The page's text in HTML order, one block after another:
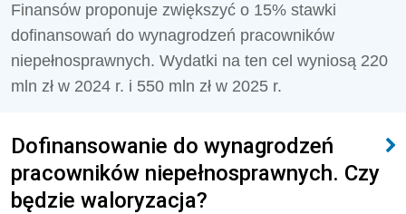
Finansów proponuje zwiększyć o 15% stawki
dofinansowań do wynagrodzeń pracowników
niepełnosprawnych. Wydatki na ten cel wyniosą 220
mln zł w 2024 r. i 550 mln zł w 2025 r.
Dofinansowanie do wynagrodzeń
pracowników niepełnosprawnych. Czy
będzie waloryzacja?